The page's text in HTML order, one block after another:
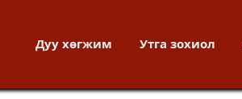
Дуу хөгжим Утга зохиол